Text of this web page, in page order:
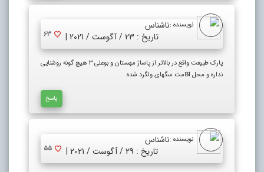
نویسنده :ناشناس
تاریخ : 23 / آگوست / 2021 |
63
پارک طبیعت واقع در بالاتر از پاساژ مهستان و بوعلی ۳ هیچ گونه روشنایی
نداره و محل اقامت سگهای ولگرد شده
پاسخ
نویسنده :ناشناس
تاریخ : 29 / آگوست / 2021 |
55